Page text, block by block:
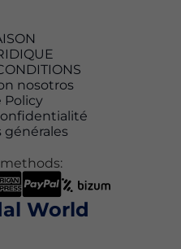
nosotros
Policy
générales
World